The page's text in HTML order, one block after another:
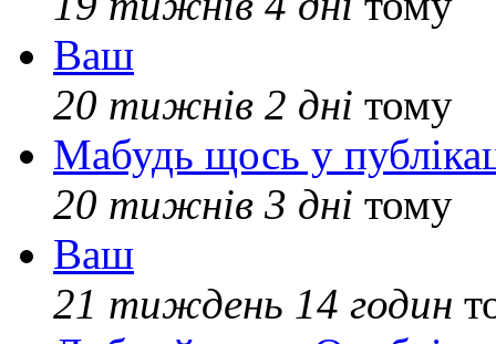
Ваш
20 тижнів 2 дні тому
Мабудь щось у
20 тижнів 3 дні тому
Ваш
21 тиждень 14 годин